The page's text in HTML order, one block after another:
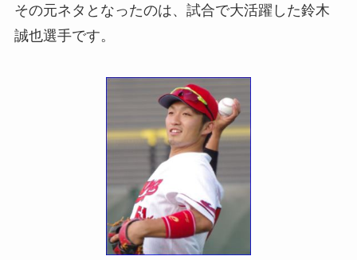
その元ネタとなったのは、試合で大活躍した鈴木
誠也選手です。